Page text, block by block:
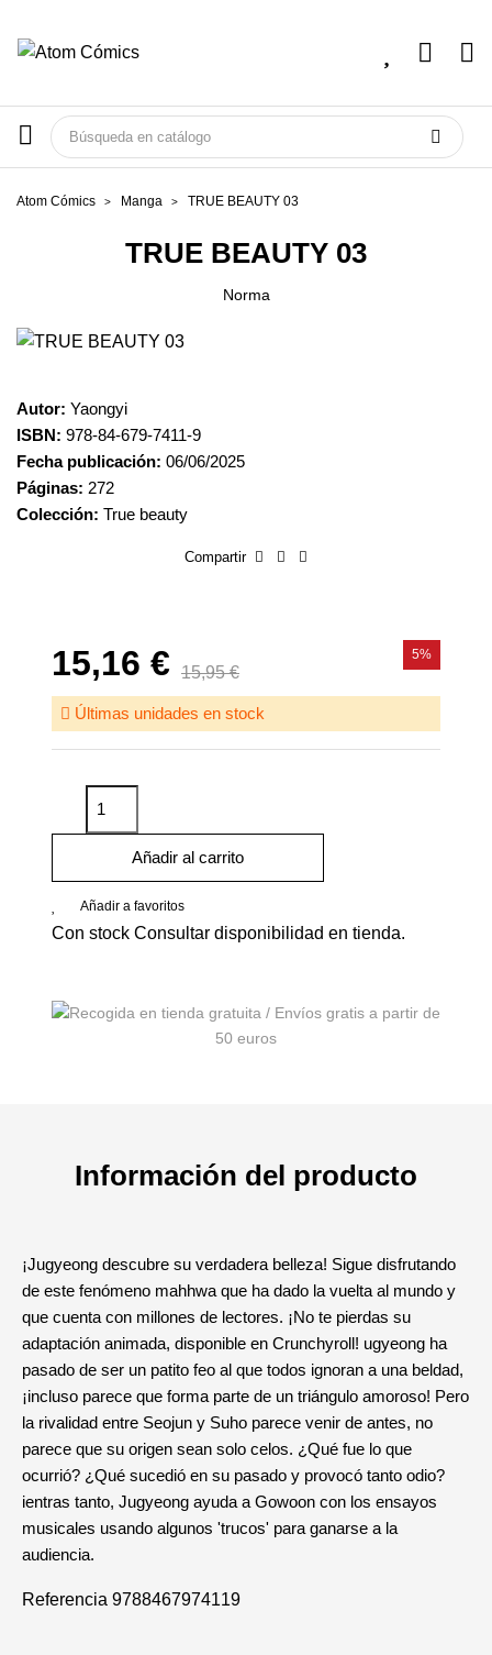
Atom Cómics Manga TRUE BEAUTY 03
TRUE BEAUTY 03
Norma
Autor: Yaongyi
ISBN: 978-84-679-7411-9
Fecha publicación: 06/06/2025
Páginas: 272
Colección: True beauty
Compartir
15,16 € 15,95 €
5%
Últimas unidades en stock
Añadir al carrito
Añadir a favoritos
Con stock Consultar disponibilidad en tienda.
Información del producto
¡Jugyeong descubre su verdadera belleza! Sigue disfrutando
de este fenómeno mahhwa que ha dado la vuelta al mundo y
que cuenta con millones de lectores. ¡No te pierdas su
adaptación animada, disponible en Crunchyroll! ugyeong ha
pasado de ser un patito feo al que todos ignoran a una beldad,
¡incluso parece que forma parte de un triángulo amoroso! Pero
la rivalidad entre Seojun y Suho parece venir de antes, no
parece que su origen sean solo celos. ¿Qué fue lo que
ocurrió? ¿Qué sucedió en su pasado y provocó tanto odio?
ientras tanto, Jugyeong ayuda a Gowoon con los ensayos
musicales usando algunos 'trucos' para ganarse a la
audiencia.
Referencia 9788467974119